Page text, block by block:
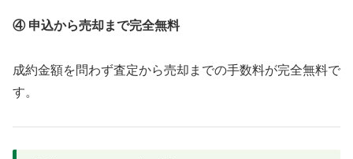
④ 申込から売却まで完全無料
成約金額を問わず査定から売却までの手数料が完全無料で
す。